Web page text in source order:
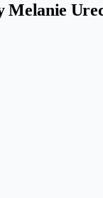
Melanie